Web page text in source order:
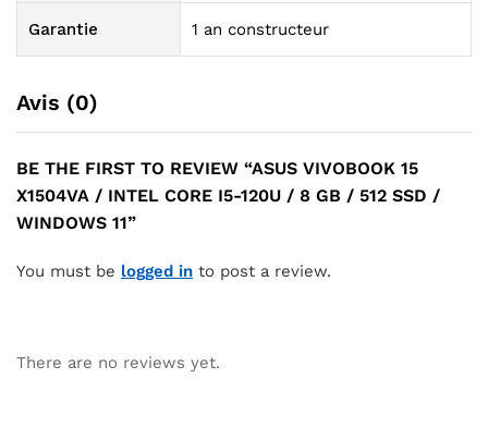
Garantie 1 an constructeur
Avis (0)
BE THE FIRST TO REVIEW “ASUS VIVOBOOK 15
X1504VA / INTEL CORE I5-120U / 8 GB / 512 SSD /
WINDOWS 11”
You must be logged in to post a review.
There are no reviews yet.